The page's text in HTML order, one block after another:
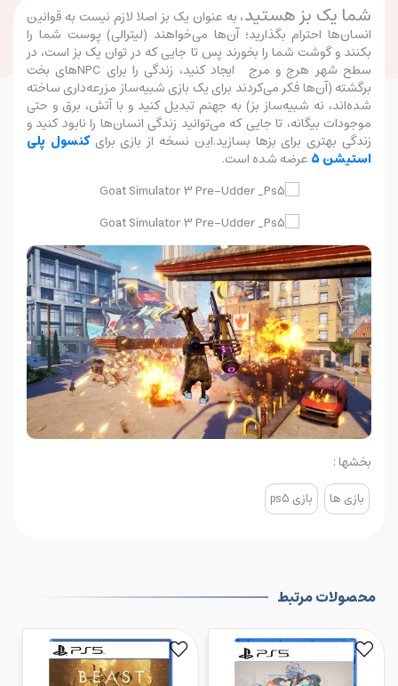
شما یک بز هستید، به عنوان یک بز اصلا لازم نیست به قوانین
انسان‌ها احترام بگذارید؛ آن‌ها می‌خواهند (لیترالی) پوست شما را
بکنند و گوشت شما را بخورند پس تا جایی که در توان یک بز است، در
سطح شهر هرج و مرج ایجاد کنید، زندگی را برای NPCهای بخت
برگشته (آن‌ها فکر می‌کردند برای یک بازی شبیه‌ساز مزرعه‌داری ساخته
شده‌اند، نه شبیه‌ساز بز) به جهنم تبدیل کنید و با آتش، برق و حتی
موجودات بیگانه، تا جایی که می‌توانید زندگی انسان‌ها را نابود کنید و
زندگی بهتری برای بزها بسازید.این نسخه از بازی برایکنسول پلی
استیشن 5
عرضه شده است.
بخشها :
بازی ها بازی ps5
محصولات مرتبط